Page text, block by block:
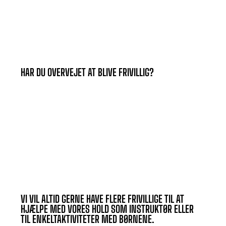
HAR DU OVERVEJET AT BLIVE FRIVILLIG?
VI VIL ALTID GERNE HAVE FLERE FRIVILLIGE TIL AT
HJÆLPE MED VORES HOLD SOM INSTRUKTØR ELLER
TIL ENKELTAKTIVITETER MED BØRNENE.